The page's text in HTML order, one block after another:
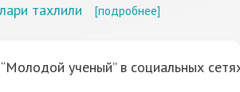
тахлили
[подробнее]
ученый” в социальных